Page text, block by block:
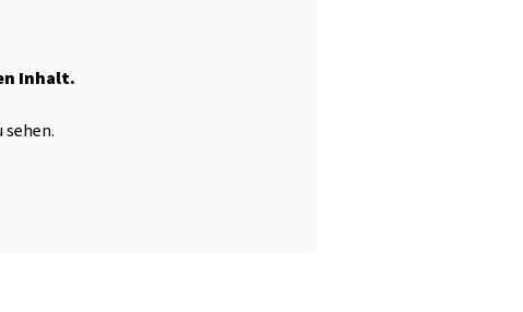
Inhalt.